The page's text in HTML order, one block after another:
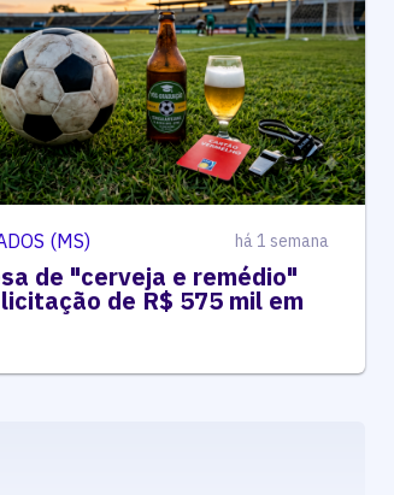
(MS) há 1 semana
de "cerveja e remédio"
de R$ 575 mil em